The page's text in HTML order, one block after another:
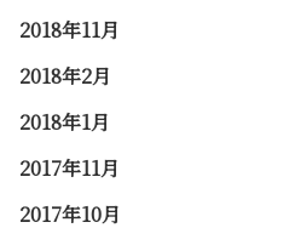
2018年11月
2018年2月
2018年1月
2017年11月
2017年10月